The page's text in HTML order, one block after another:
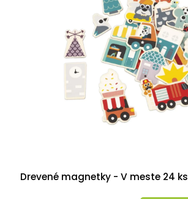
Drevené magnetky - V meste 24 ks